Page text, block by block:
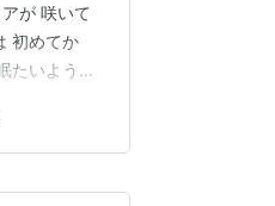
が 咲いて
初めてか
たいようで
戻りまし